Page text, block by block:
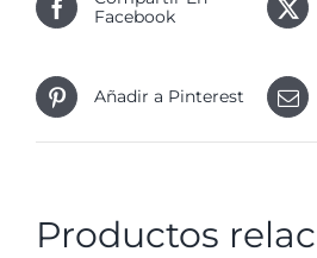
Facebook
Añadir a Pinterest
Productos